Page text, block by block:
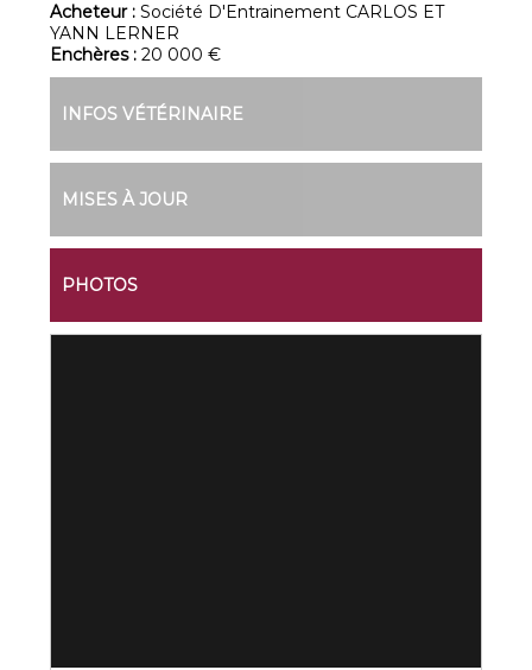
Acheteur :Société D'Entrainement CARLOS ET
YANN LERNER
Enchères :20 000 €
INFOS VÉTÉRINAIRE
MISES À JOUR
PHOTOS